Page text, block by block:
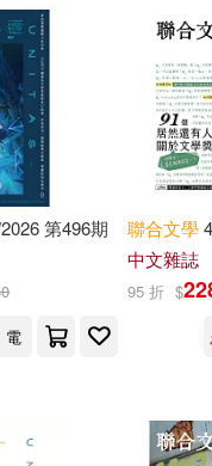
票券(62)
故宮精品(22)
(172)
有聲書(3640)
(NA)(14937)
(16807)
Asia Pacific(1388
版社(11637)
版社(11302)
(4114575)
(4107271)
(4028460)
取(4028382)
取(4030078)
第496期
電
聯合文學
中文雜誌
95 折 $